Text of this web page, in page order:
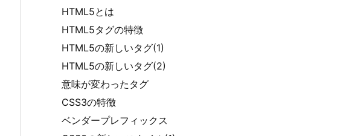
HTML5とは
HTML5タグの特徴
HTML5の新しいタグ(1)
HTML5の新しいタグ(2)
意味が変わったタグ
CSS3の特徴
ベンダープレフィックス